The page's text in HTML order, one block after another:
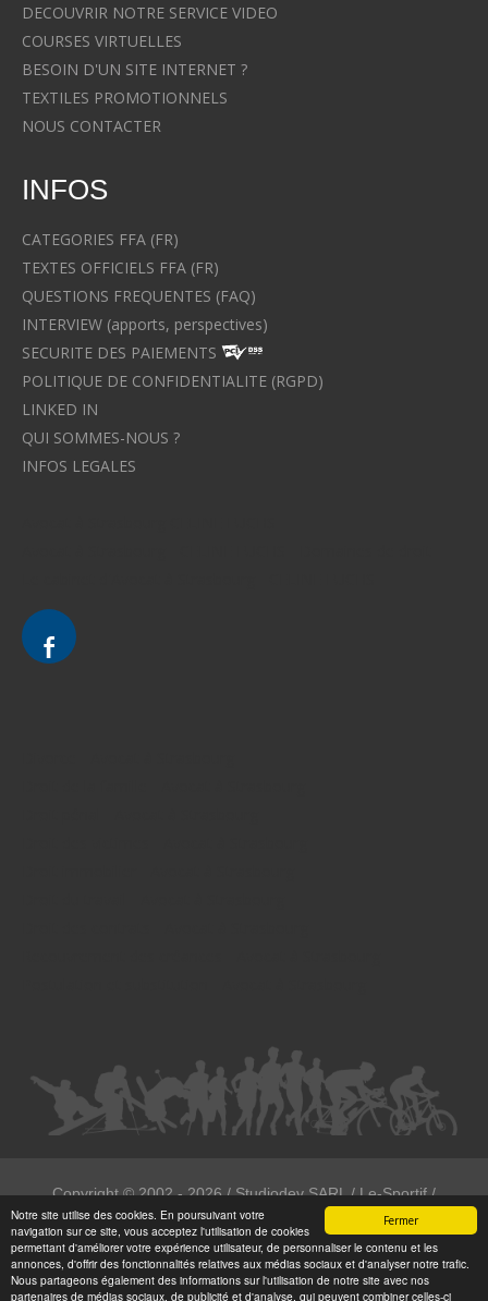
Fermer
Notre site utilise des cookies. En poursuivant votre
navigation sur ce site, vous acceptez l'utilisation de cookies
permettant d'améliorer votre expérience utilisateur, de personnaliser le contenu et les
annonces, d'offrir des fonctionnalités relatives aux médias sociaux et d'analyser notre trafic.
Nous partageons également des informations sur l'utilisation de notre site avec nos
partenaires de médias sociaux, de publicité et d'analyse, qui peuvent combiner celles-ci
DECOUVRIR NOTRE SERVICE VIDEO
COURSES VIRTUELLES
BESOIN D'UN SITE INTERNET ?
TEXTILES PROMOTIONNELS
NOUS CONTACTER
INFOS
CATEGORIES FFA (FR)
TEXTES OFFICIELS FFA (FR)
QUESTIONS FREQUENTES (FAQ)
INTERVIEW (apports, perspectives)
SECURITE DES PAIEMENTS
POLITIQUE DE CONFIDENTIALITE (RGPD)
LINKED IN
QUI SOMMES-NOUS ?
INFOS LEGALES
Copyright ©2002 - 2026/ Studiodev SARL / Le-Sportif /
Registration4all
Tous droits réservées.
Numéro de déclaration CNIL : 1999972